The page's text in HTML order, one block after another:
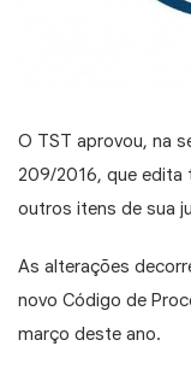
O TST aprovou, na
209/2016, que edita
outros itens de sua
As alterações
novo Código de
março deste ano.